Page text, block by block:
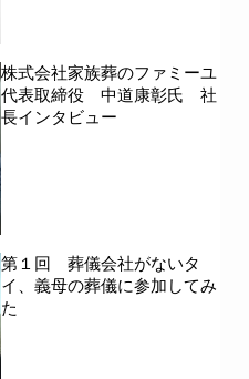
株式会社家族葬のファミーユ
代表取締役 中道康彰氏 社
長インタビュー
第１回 葬儀会社がないタ
イ、義母の葬儀に参加してみ
た